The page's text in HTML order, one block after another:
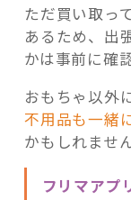
ただ買い取っ
あるため、出
かは事前に確
おもちゃ以外
不用品も一緒
かもしれま
フリマアプ